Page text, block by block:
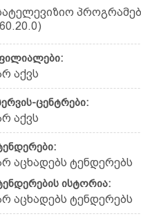
აქვს
ცენტრები:
აქვს
აცხადებს ტენდერებს
ისტორია:
აცხადებს ტენდერებს